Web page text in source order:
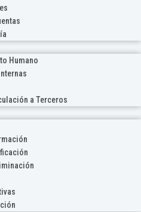
Humano
a Terceros